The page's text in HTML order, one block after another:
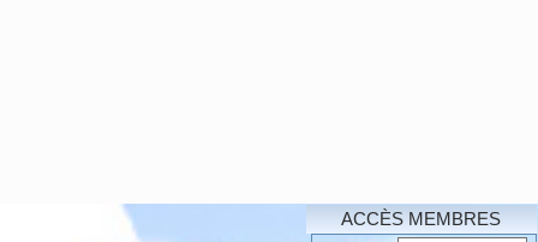
ACCÈS MEMBRES